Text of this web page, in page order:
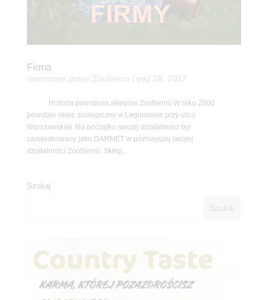
Firma
utworzone przez ZooNemo paź 28, 2017
Historia powstania sklepów ZooNemo W roku 2000
powstaje sklep zoologiczny w Legionowie przy ulicy
Warszawskiej. Na początku swojej działalności był
zarejestrowany jako DARMET w późniejszej swojej
działalności ZooNemo. Sklep...
Szukaj